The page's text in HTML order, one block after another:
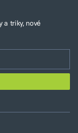
a triky, nové